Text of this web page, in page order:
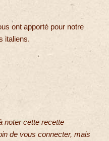
ont apporté pour notre
italiens.
noter cette recette
de vous connecter, mais